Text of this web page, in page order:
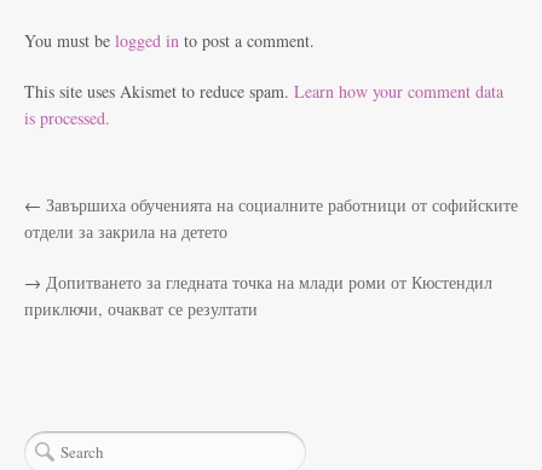
You must be logged in to post a comment.
This site uses Akismet to reduce spam. Learn how your comment data
is processed.
← Завършиха обученията на социалните работници от софийските
отдели за закрила на детето
→ Допитването за гледната точка на млади роми от Кюстендил
приключи, очакват се резултати